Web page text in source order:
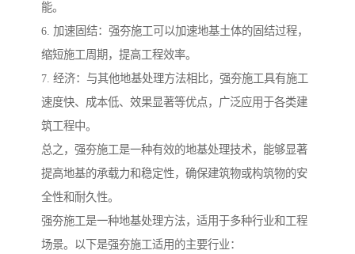
能。
6. 加速固结：强夯施工可以加速地基土体的固结过程，
缩短施工周期，提高工程效率。
7. 经济：与其他地基处理方法相比，强夯施工具有施工
速度快、成本低、效果显著等优点，广泛应用于各类建
筑工程中。
总之，强夯施工是一种有效的地基处理技术，能够显著
提高地基的承载力和稳定性，确保建筑物或构筑物的安
全性和耐久性。
强夯施工是一种地基处理方法，适用于多种行业和工程
场景。以下是强夯施工适用的主要行业：